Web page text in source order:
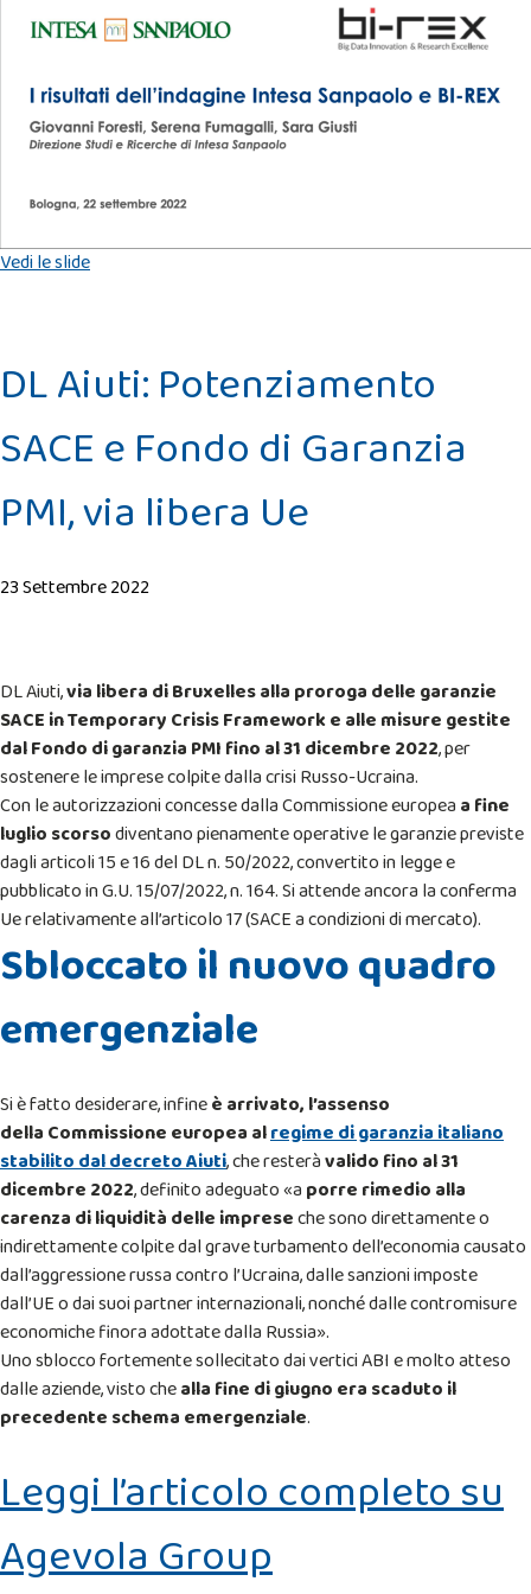
Vedi le slide
DL Aiuti: Potenziamento
SACE e Fondo di Garanzia
PMI, via libera Ue
23 Settembre 2022
DL Aiuti,via libera di Bruxelles alla proroga delle garanzie
SACE in Temporary Crisis Framework e alle misure gestite
dal Fondo di garanzia PMI fino al 31 dicembre 2022, per
sostenere le imprese colpite dalla crisi Russo-Ucraina.
Con le autorizzazioni concesse dalla Commissione europea a fine
luglio scorsodiventano pienamente operative le garanzie previste
dagli articoli 15 e 16 del DL n. 50/2022, convertito in legge e
pubblicato in G.U. 15/07/2022, n. 164. Si attende ancora la conferma
Ue relativamente all’articolo 17 (SACE a condizioni di mercato).
Sbloccato il nuovo quadro
emergenziale
Si è fatto desiderare, infineè arrivato, l’assenso
della Commissione europea alregime di garanzia italiano
stabilito dal decreto Aiuti, che resteràvalido fino al 31
dicembre 2022, definito adeguato «a porre rimedio alla
carenza di liquidità delle impreseche sono direttamente o
indirettamente colpite dal grave turbamento dell’economia causato
dall’aggressione russa contro l’Ucraina, dalle sanzioni imposte
dall’UE o dai suoi partner internazionali, nonché dalle contromisure
economiche finora adottate dalla Russia».
Uno sblocco fortemente sollecitato dai vertici ABI e molto atteso
dalle aziende, visto chealla fine di giugno era scaduto il
precedente schema emergenziale.
Leggi l’articolo completo su
Agevola Group